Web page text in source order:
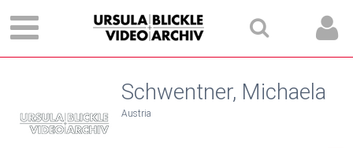
Schwentner, Michaela
Austria